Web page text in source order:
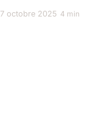
7 octobre 2025 4 min